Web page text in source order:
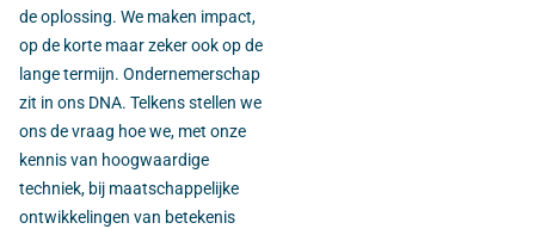
de oplossing. We maken impact,
op de korte maar zeker ook op de
lange termijn. Ondernemerschap
zit in ons DNA. Telkens stellen we
ons de vraag hoe we, met onze
kennis van hoogwaardige
techniek, bij maatschappelijke
ontwikkelingen van betekenis